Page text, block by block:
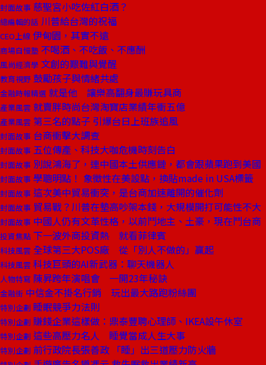
封面故事 慈聖宮小吃佐紅白酒？
總編輯的話 川普給台灣的祝福
CEO上線 伊甸園，其實不遠
商場自慢塾 不喝酒、不吃飯、不應酬
風尚經濟學 文創的艱難與覺醒
教育視野 鼓勵孩子與情緒共處
金融時報精選 就是他 讓樂高翻身最賺玩具商
產業風雲 就賣胖時尚台灣淘寶店業績年衝五億
產業風雲 第三名的點子 引爆台日上班族追風
封面故事 台商衝擊大調查
封面故事 五位傳產、科技大咖危機時刻告白
封面故事 別說鴻海了，連中國本土供應鏈，都會跟蘋果跑到美國
封面故事 學聰明點！ 象徵性在美設點，換貼made in USA標籤
封面故事 這次美中貿易衝突，是台商加速離開的催化劑
封面故事 貿易戰？川普在墊高吵架本錢，大規模開打可能性不大
封面故事 中國人仍有文革性格，以前鬥地主、土豪，現在鬥台商
投資焦點 下一波外商投資熱 就看菲律賓
科技風雲 全球第三大POS廠 從「別人不做的」贏起
科技風雲 科技巨頭的AI新武器：聊天機器人
人物特寫 陳昇跨年演唱會 一開23年秘訣
金融街 中信金不掛名行銷 玩出最大路跑粉絲團
特別企劃 睡眠競爭力法則
特別企劃 賺錢企業這樣做：鼎泰豐聘心理師、IKEA設午休室
特別企劃 這些高壓力名人 睡覺當成人生大事
特別企劃 前行政院長張善政 「睡」出三道壓力防火牆